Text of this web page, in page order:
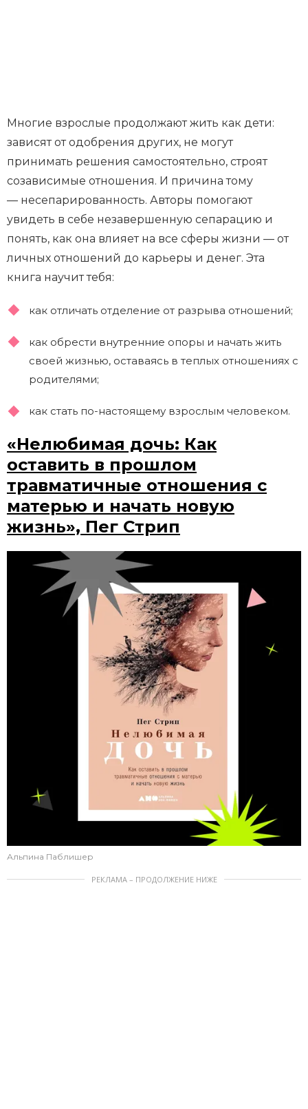
Многие взрослые продолжают жить как дети:
зависят от одобрения других, не могут
принимать решения самостоятельно, строят
созависимые отношения. И причина тому
— несепарированность. Авторы помогают
увидеть в себе незавершенную сепарацию и
понять, как она влияет на все сферы жизни — от
личных отношений до карьеры и денег. Эта
книга научит тебя:
как отличать отделение от разрыва отношений;
как обрести внутренние опоры и начать жить
своей жизнью, оставаясь в теплых отношениях с
родителями;
как стать по-настоящему взрослым человеком.
«Нелюбимая дочь: Как
оставить в прошлом
травматичные отношения с
матерью и начать новую
жизнь», Пег Стрип
Альпина Паблишер
РЕКЛАМА – ПРОДОЛЖЕНИЕ НИЖЕ